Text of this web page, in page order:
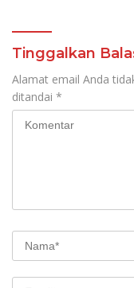
Tinggalkan
Alamat email Anda
ditandai *